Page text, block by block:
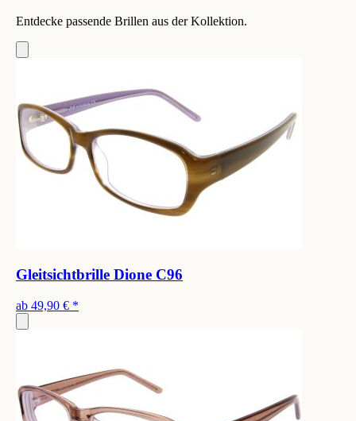
Entdecke passende Brillen aus der Kollektion.
Gleitsichtbrille Dione C96
ab 49,90 € *